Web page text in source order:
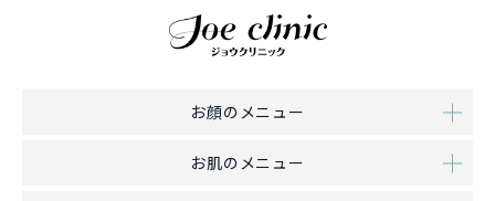
お顔のメニュー
お肌のメニュー